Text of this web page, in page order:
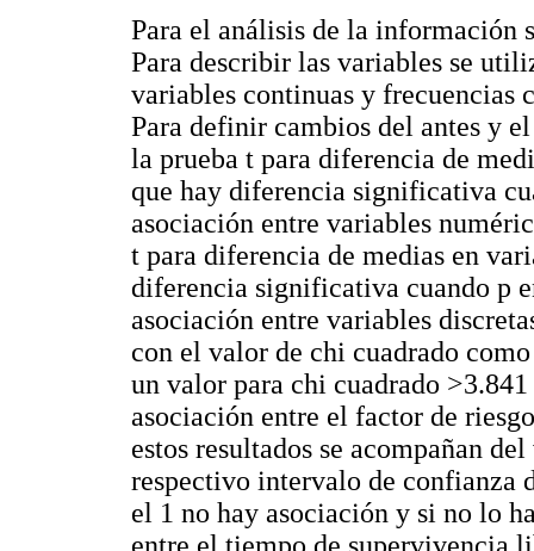
Para el análisis de la información
Para describir las variables se
variables continuas y frecuencias
Para definir cambios del antes y
la prueba t para diferencia de
que hay diferencia significativa
asociación entre variables
t para diferencia de medias en
diferencia significativa cuando p
asociación entre variables
con el valor de chi cuadrado
un valor para chi cuadrado
asociación entre el factor de
estos resultados se acompañan
respectivo intervalo de confianza
el 1 no hay asociación y si no lo
entre el tiempo de supervivencia